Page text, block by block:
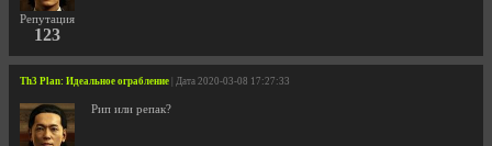
Репутация
123
Th3 Plan: Идеальное ограбление | Дата 2020-03-08 17:27:33
Рип или репак?